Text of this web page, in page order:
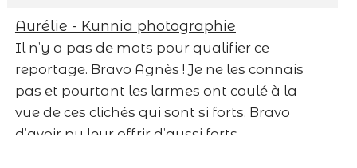
Save my name, email, and website in this
browser for the next time I comment.
Post Comment
Aurélie - Kunnia photographie
Il n’y a pas de mots pour qualifier ce
reportage. Bravo Agnès ! Je ne les connais
pas et pourtant les larmes ont coulé à la
vue de ces clichés qui sont si forts. Bravo
d’avoir pu leur offrir d’aussi forts